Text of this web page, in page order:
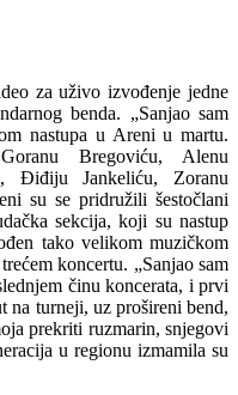
za uživo izvođenje jedne
benda. „Sanjao sam
nastupa u Areni u martu.
Bregoviću, Alenu
Điđiju Jankeliću, Zoranu
su se pridružili šestočlani
sekcija, koji su nastup
tako velikom muzičkom
koncertu. „Sanjao sam
činu koncerata, i prvi
turneji, uz prošireni bend,
prekriti ruzmarin, snjegovi
u regionu izmamila su